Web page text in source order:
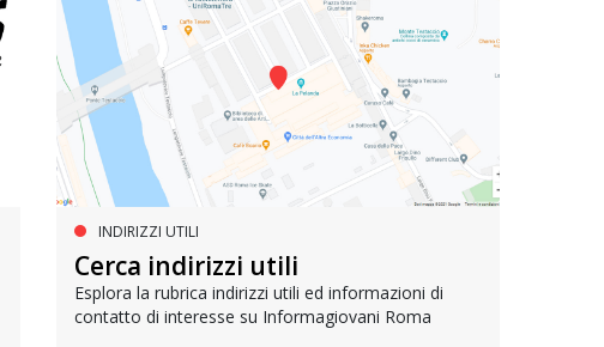
MUOVERSI A ROMA
Metrebus annuale a 50 euro per
gli under 19
INDIRIZZI UTILI
Cerca indirizzi utili
Esplora la rubrica indirizzi utili ed informazioni di
contatto di interesse su Informagiovani Roma